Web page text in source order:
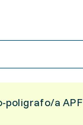
poligrafo/a APF